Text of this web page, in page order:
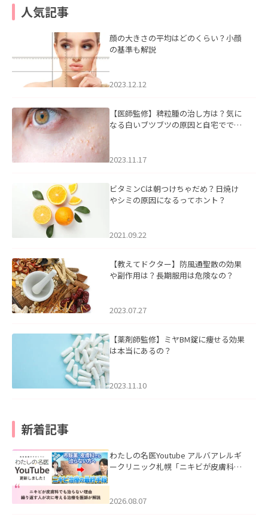
人気記事
顔の大きさの平均はどのくらい？小顔
の基準も解説
2023.12.12
【医師監修】稗粒腫の治し方は？気に
なる白いブツブツの原因と自宅ででき
2023.11.17
ビタミンCは朝つけちゃだめ？日焼け
やシミの原因になるってホント？
2021.09.22
【教えてドクター】防風通聖散の効果
や副作用は？長期服用は危険なの？
2023.07.27
【薬剤師監修】ミヤBM錠に痩せる効果
は本当にあるの？
2023.11.10
新着記事
わたしの名医Youtube アルバアレルギ
ークリニック札幌「ニキビが皮膚科で
ました。
2026.08.07